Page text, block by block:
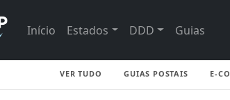
Início Estados DDD Guias
VER TUDO GUIAS POSTAIS E-